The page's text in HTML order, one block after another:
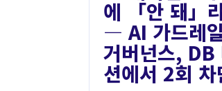
에 「안 돼」
― AI 가드레
거버넌스, DB
션에서 2회